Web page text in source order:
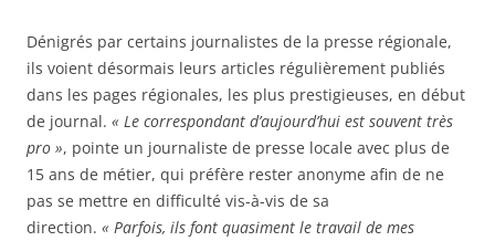
Dénigrés par certains journalistes de la presse régionale,
ils voient désormais leurs articles régulièrement publiés
dans les pages régionales, les plus prestigieuses, en début
de journal. « Le correspondant d’aujourd’hui est souvent très
pro », pointe un journaliste de presse locale avec plus de
15 ans de métier, qui préfère rester anonyme afin de ne
pas se mettre en difficulté vis-à-vis de sa
direction. « Parfois, ils font quasiment le travail de mes